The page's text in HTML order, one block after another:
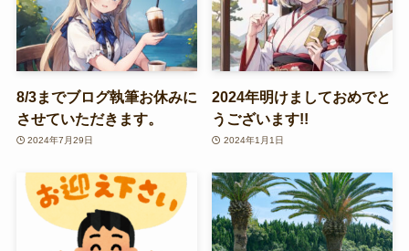
8/3までブログ執筆お休みに
させていただきます。
2024年7月29日
2024年明けましておめでと
うございます!!
2024年1月1日